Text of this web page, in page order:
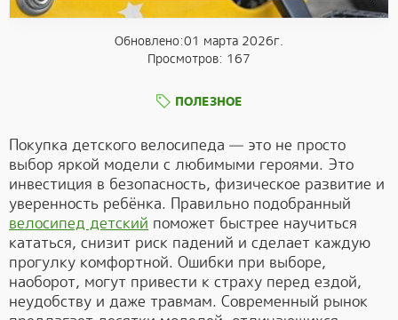
Обновлено:01 марта 2026г.
Просмотров: 167
ПОЛЕЗНОЕ
Покупка детского велосипеда — это не просто
выбор яркой модели с любимыми героями. Это
инвестиция в безопасность, физическое развитие и
уверенность ребёнка. Правильно подобранный
велосипед детский поможет быстрее научиться
кататься, снизит риск падений и сделает каждую
прогулку комфортной. Ошибки при выборе,
наоборот, могут привести к страху перед ездой,
неудобству и даже травмам. Современный рынок